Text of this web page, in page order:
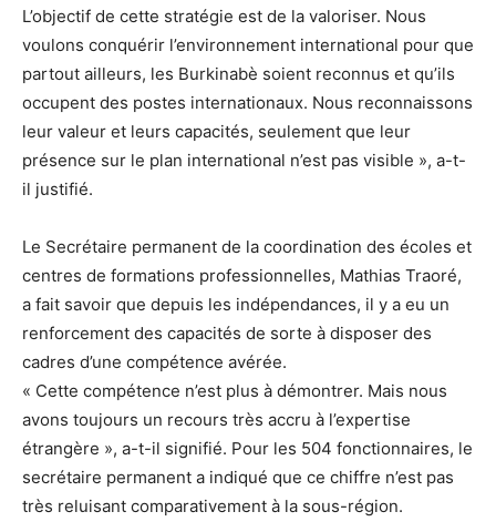
L’objectif de cette stratégie est de la valoriser. Nous
voulons conquérir l’environnement international pour que
partout ailleurs, les Burkinabè soient reconnus et qu’ils
occupent des postes internationaux. Nous reconnaissons
leur valeur et leurs capacités, seulement que leur
présence sur le plan international n’est pas visible », a-t-
il justifié.
Le Secrétaire permanent de la coordination des écoles et
centres de formations professionnelles, Mathias Traoré,
a fait savoir que depuis les indépendances, il y a eu un
renforcement des capacités de sorte à disposer des
cadres d’une compétence avérée.
« Cette compétence n’est plus à démontrer. Mais nous
avons toujours un recours très accru à l’expertise
étrangère », a-t-il signifié. Pour les 504 fonctionnaires, le
secrétaire permanent a indiqué que ce chiffre n’est pas
très reluisant comparativement à la sous-région.